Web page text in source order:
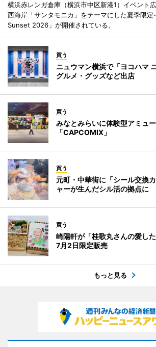
横浜赤レンガ倉庫（横浜市中区新港1）イベント
西海岸「サンタモニカ」をテーマにした夏季限
Sunset 2026」が開催されている。
買う
ニュウマン横浜で「ヨコハマ
グルメ・グッズなど出店
買う
みなとみらいに体験型アミュ
「CAPCOMIX」
買う
元町・中華街に「シール交換
ャーが生んだシル活の拠点に
買う
崎陽軒が「桂歌丸さんの愛し
7月2日限定販売
もっと見る